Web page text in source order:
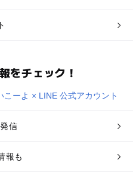
をチェック！
信
報も